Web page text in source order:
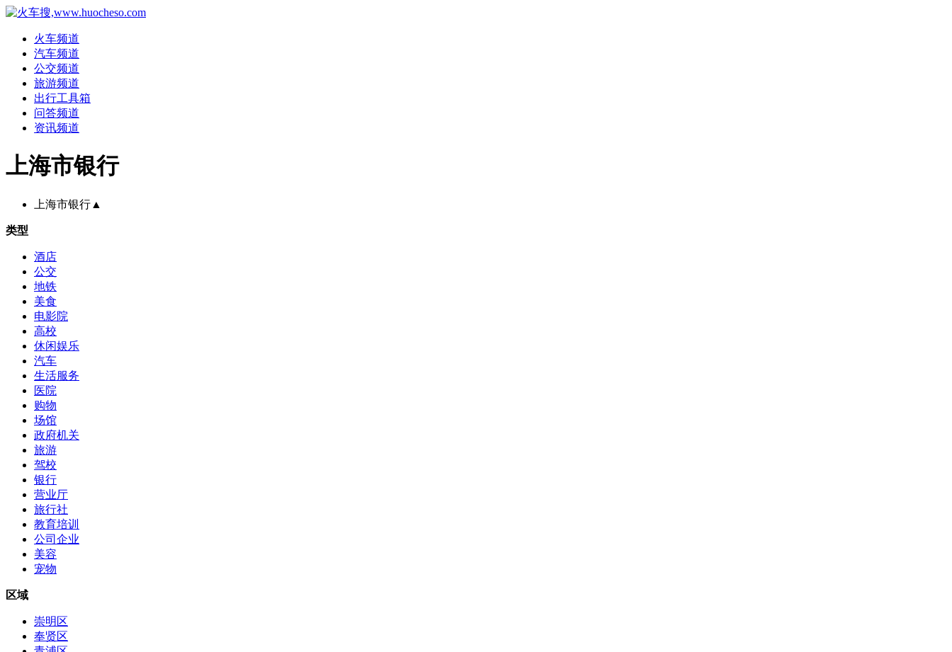
火车频道
汽车频道
公交频道
旅游频道
出行工具箱
问答频道
资讯频道
上海市银行
上海市银行 ▲
类型
酒店
公交
地铁
美食
电影院
高校
休闲娱乐
汽车
生活服务
医院
购物
场馆
政府机关
旅游
驾校
银行
营业厅
旅行社
教育培训
公司企业
美容
宠物
区域
崇明区
奉贤区